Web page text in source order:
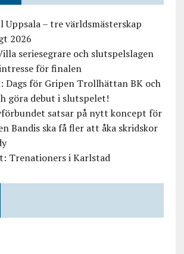
– tre världsmästerskap
2026
seriesegrare och slutspelslagen
för finalen
för Gripen Trollhättan BK och
göra debut i slutspelet!
satsar på nytt koncept för
Bandis ska få fler att åka skridskor
Trenationers i Karlstad